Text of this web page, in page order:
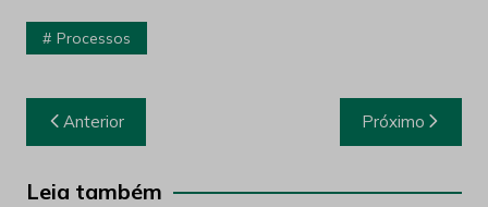
Processos
Navegação
de
Post
Anterior Próximo
Leia também